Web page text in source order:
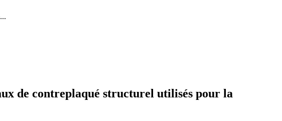
de contreplaqué structurel utilisés pour la